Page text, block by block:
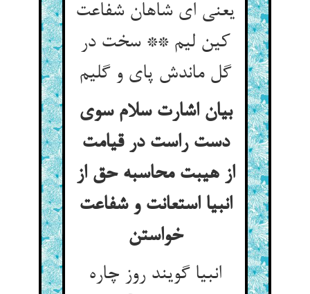
یعنی ای شاهان شفاعت
کین لیم ** سخت در
گل ماندش پای و گلیم
بیان اشارت سلام سوی
دست راست در قیامت
از هیبت محاسبه حق از
انبیا استعانت و شفاعت
خواستن
انبیا گویند روز چاره